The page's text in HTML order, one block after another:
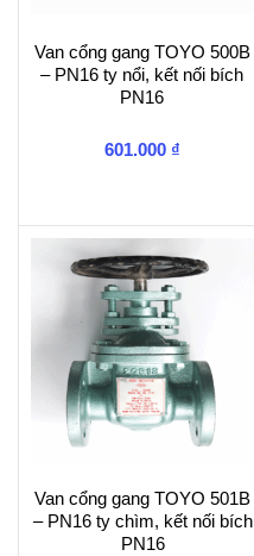
Van cổng gang TOYO 500B
– PN16 ty nổi, kết nối bích
PN16
601.000 ₫
Van cổng gang TOYO 501B
– PN16 ty chìm, kết nối bích
PN16